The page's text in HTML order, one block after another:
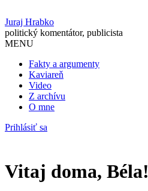
Juraj Hrabko
politický komentátor, publicista
MENU
Fakty a argumenty
Kaviareň
Video
Z archívu
O mne
Prihlásiť sa
Vitaj doma, Béla!